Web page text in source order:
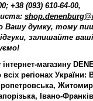
+38 (093) 610-64-00,
Вашу думку, тому
залишайте
магазину
регіонах України:
Івано-